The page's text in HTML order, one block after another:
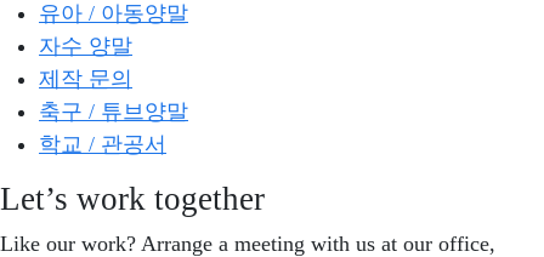
유아 / 아동양말
자수 양말
제작 문의
축구 / 튜브양말
학교 / 관공서
Let’s work together
Like our work? Arrange a meeting with us at our office,